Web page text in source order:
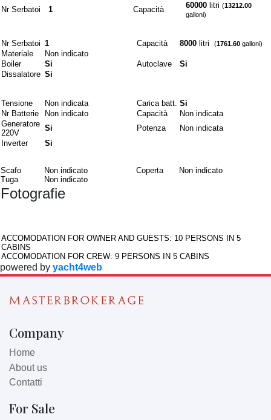
Nr Serbatoi
1 Capacità 60000 litri (13212.00
galloni)
Nr Serbatoi 1 Capacità 8000 litri (1761.60 galloni)
Materiale
Non indicato
Boiler
Si Autoclave
Si
Dissalatore Si
Tensione Non indicata Carica batt. Si
Nr Batterie
Non indicato Capacità
Non indicata
Generatore
220V
Si Potenza
Non indicata
Inverter
Si
Scafo Non indicato Coperta
Non indicato
Tuga
Non indicato
Fotografie
ACCOMODATION FOR OWNER AND GUESTS: 10 PERSONS IN 5
CABINS
ACCOMODATION FOR CREW: 9 PERSONS IN 5 CABINS
powered by yacht4web
Company
Home
About us
Contatti
For Sale